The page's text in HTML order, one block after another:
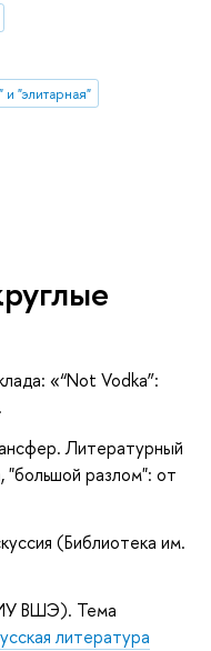
и "элитарная"
«“Not Vodka”:
Литературный
"большой разлом": от
(Библиотека им.
ВШЭ). Тема
литература